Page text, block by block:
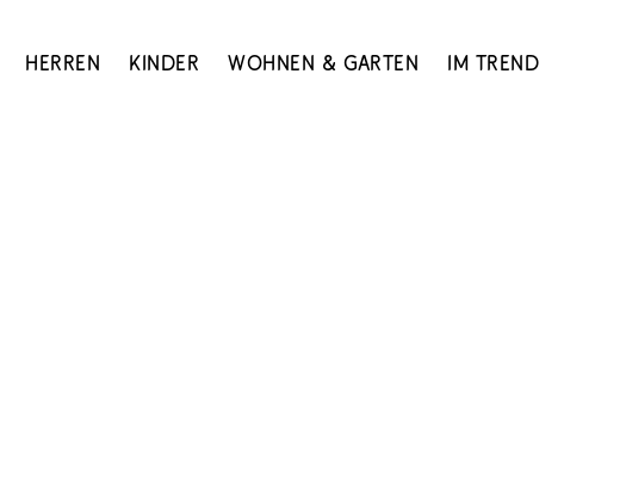
Herren Kinder Wohnen & Garten Im Trend